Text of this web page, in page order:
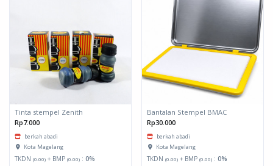
Tinta stempel Zenith
Rp7.000
berkah abadi
Kota Magelang
TKDN (0.00) + BMP (0.00) : 0%
Bantalan Stempel BMAC
Rp30.000
berkah abadi
Kota Magelang
TKDN (0.00) + BMP (0.00) : 0%